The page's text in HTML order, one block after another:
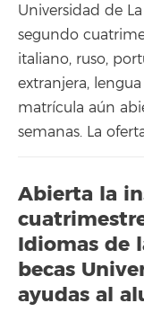
Universidad de
segundo
italiano, ruso,
extranjera,
matrícula aún
semanas. La
Abierta la
Idiomas de
becas
ayudas al